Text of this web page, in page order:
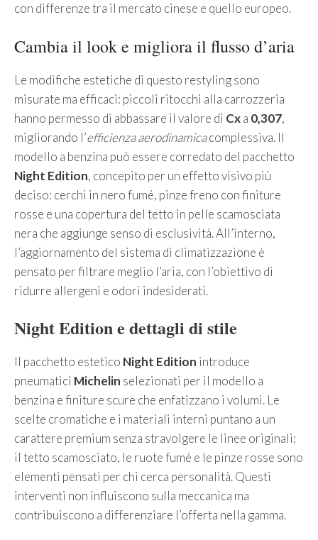
con differenze tra il mercato cinese e quello europeo.
Cambia il look e migliora il flusso d’aria
Le modifiche estetiche di questo restyling sono
misurate ma efficaci: piccoli ritocchi alla carrozzeria
hanno permesso di abbassare il valore di Cxa 0,307,
migliorando l’efficienza aerodinamicacomplessiva. Il
modello a benzina può essere corredato del pacchetto
Night Edition, concepito per un effetto visivo più
deciso: cerchi in nero fumé, pinze freno con finiture
rosse e una copertura del tetto in pelle scamosciata
nera che aggiunge senso di esclusività. All’interno,
l’aggiornamento del sistema di climatizzazione è
pensato per filtrare meglio l’aria, con l’obiettivo di
ridurre allergeni e odori indesiderati.
Night Edition e dettagli di stile
Il pacchetto estetico Night Edition introduce
pneumatici Michelin selezionati per il modello a
benzina e finiture scure che enfatizzano i volumi. Le
scelte cromatiche e i materiali interni puntano a un
carattere premium senza stravolgere le linee originali:
il tetto scamosciato, le ruote fumé e le pinze rosse sono
elementi pensati per chi cerca personalità. Questi
interventi non influiscono sulla meccanica ma
contribuiscono a differenziare l’offerta nella gamma.